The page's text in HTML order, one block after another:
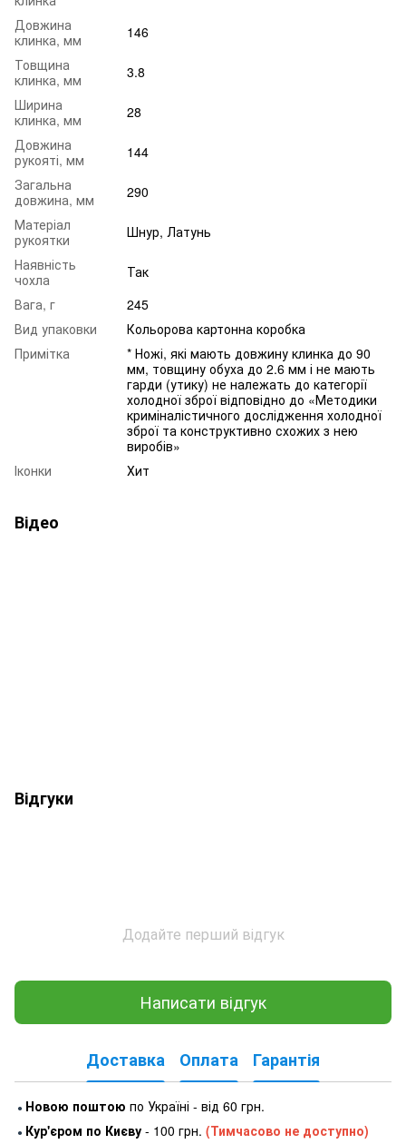
Довжина
клинка, мм
146
Товщина
клинка, мм
3.8
Ширина
клинка, мм
28
Довжина
рукояті, мм
144
Загальна
довжина, мм
290
Матеріал
рукоятки
Шнур, Латунь
Наявність
чохла
Так
Вага, г
245
Вид упаковки
Кольорова картонна коробка
Примітка
* Ножі, які мають довжину клинка до 90
мм, товщину обуха до 2.6 мм і не мають
гарди (утику) не належать до категорії
холодної зброї відповідно до «Методики
криміналістичного дослідження холодної
зброї та конструктивно схожих з нею
виробів»
Іконки
Хит
Відео
Відгуки
Додайте перший відгук
Написати відгук
Доставка Оплата Гарантія
● Новою поштою по Україні - від 60 грн.
● Кур'єром по Києву - 100 грн. (Тимчасово не доступно)